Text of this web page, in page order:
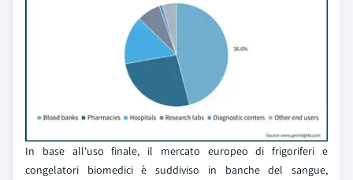
In base all'uso finale, il mercato europeo di frigoriferi e
congelatori biomedici è suddiviso in banche del sangue,